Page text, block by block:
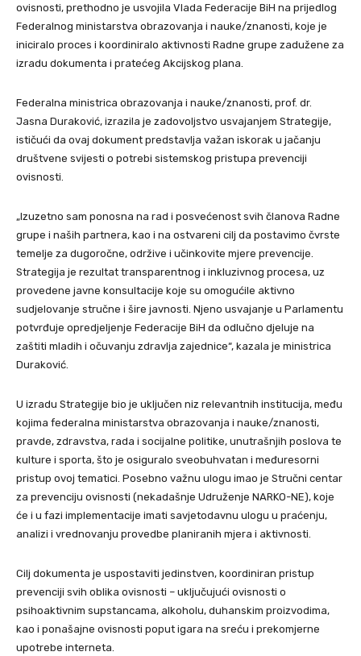
ovisnosti, prethodno je usvojila Vlada Federacije BiH na prijedlog
Federalnog ministarstva obrazovanja i nauke/znanosti, koje je
iniciralo proces i koordiniralo aktivnosti Radne grupe zadužene za
izradu dokumenta i pratećeg Akcijskog plana.
Federalna ministrica obrazovanja i nauke/znanosti, prof. dr.
Jasna Duraković, izrazila je zadovoljstvo usvajanjem Strategije,
ističući da ovaj dokument predstavlja važan iskorak u jačanju
društvene svijesti o potrebi sistemskog pristupa prevenciji
ovisnosti.
„Izuzetno sam ponosna na rad i posvećenost svih članova Radne
grupe i naših partnera, kao i na ostvareni cilj da postavimo čvrste
temelje za dugoročne, održive i učinkovite mjere prevencije.
Strategija je rezultat transparentnog i inkluzivnog procesa, uz
provedene javne konsultacije koje su omogućile aktivno
sudjelovanje stručne i šire javnosti. Njeno usvajanje u Parlamentu
potvrđuje opredjeljenje Federacije BiH da odlučno djeluje na
zaštiti mladih i očuvanju zdravlja zajednice“, kazala je ministrica
Duraković.
U izradu Strategije bio je uključen niz relevantnih institucija, među
kojima federalna ministarstva obrazovanja i nauke/znanosti,
pravde, zdravstva, rada i socijalne politike, unutrašnjih poslova te
kulture i sporta, što je osiguralo sveobuhvatan i međuresorni
pristup ovoj tematici. Posebno važnu ulogu imao je Stručni centar
za prevenciju ovisnosti (nekadašnje Udruženje NARKO-NE), koje
će i u fazi implementacije imati savjetodavnu ulogu u praćenju,
analizi i vrednovanju provedbe planiranih mjera i aktivnosti.
Cilj dokumenta je uspostaviti jedinstven, koordiniran pristup
prevenciji svih oblika ovisnosti – uključujući ovisnosti o
psihoaktivnim supstancama, alkoholu, duhanskim proizvodima,
kao i ponašajne ovisnosti poput igara na sreću i prekomjerne
upotrebe interneta.